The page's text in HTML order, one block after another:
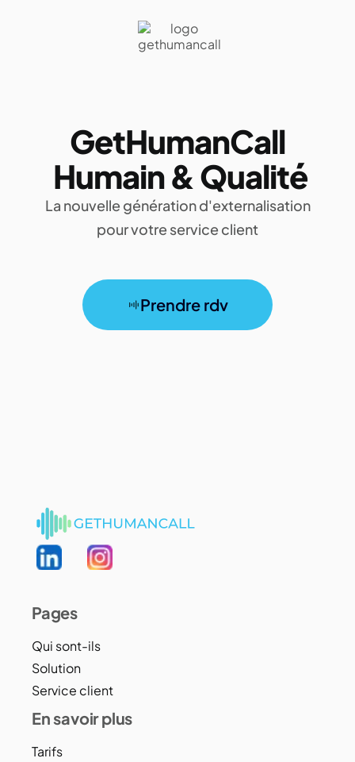
GetHumanCall
Humain & Qualité
La nouvelle génération d'externalisation
pour votre service client
Prendre rdv
Pages
Qui sont-ils
Solution
Service client
En savoir plus
Tarifs